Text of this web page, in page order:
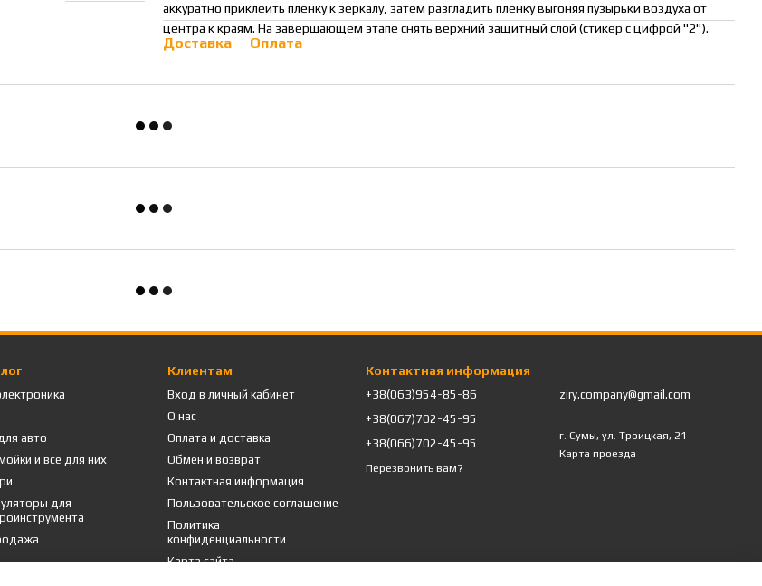
аккуратно приклеить пленку к зеркалу, затем разгладить пленку выгоняя пузырьки воздуха от
центра к краям. На завершающем этапе снять верхний защитный слой (стикер с цифрой "2").
Доставка Оплата
авто
и все для них
для
Клиентам
Вход в личный кабинет
О нас
Оплата и доставка
Обмен и возврат
Контактная информация
Пользовательское соглашение
Политика
конфиденциальности
Карта сайта
Контактная информация
+38(063)954-85-86
+38(067)702-45-95
+38(066)702-45-95
Перезвонить вам?
ziry.company@gmail.com
г. Сумы, ул. Троицкая, 21
Карта проезда